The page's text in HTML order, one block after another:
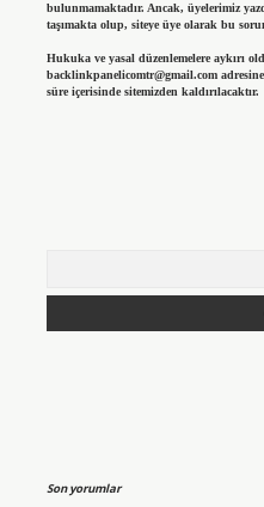
bulunmamaktadır. Ancak, üyelerimiz
taşımakta olup, siteye üye olarak bu
Hukuka ve yasal düzenlemelere aykırı
backlinkpanelicomtr@gmail.com
süre içerisinde sitemizden kaldırılacaktır.
Son yorumlar